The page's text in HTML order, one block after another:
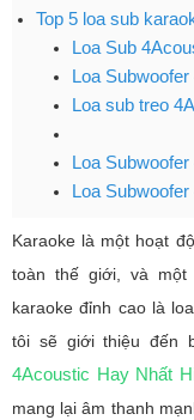
Top 5 loa sub
Loa Sub
Loa
Loa sub treo
Loa
Loa
Karaoke là một hoạt
toàn thế giới, và một
karaoke đỉnh cao là
tôi sẽ giới thiệu đến
4Acoustic Hay Nhất
mang lại âm thanh